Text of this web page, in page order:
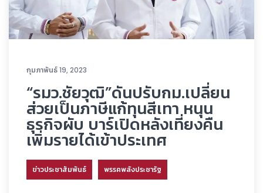
กุมภาพันธ์ 19, 2023
“รมว.ชัยวุฒิ”ดันปรับกม.เปลี่ยน
ส่วยเป็นภาษีแก้ทุนสีเทา หนุน
ธุรกิจผับ บาร์เปิดหลังเที่ยงคืน
เพิ่มรายได้เข้าประเทศ
ข่าวประชาสัมพันธ์ พรรคพลังประชารัฐ